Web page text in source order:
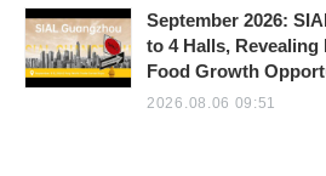
September 2026:
to 4 Halls,
Food Growth
2026.08.06 09:51